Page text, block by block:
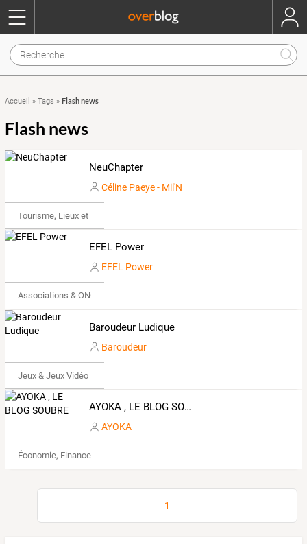
Accueil » Tags » Flash news
Flash news
NeuChapter
Céline Paeye - Mil'N
Tourisme, Lieux et Événements
EFEL Power
EFEL Power
Associations & ONG
Baroudeur Ludique
Baroudeur
Jeux & Jeux Vidéo
AYOKA , LE BLOG SOUBRE
AYOKA
Économie, Finance & Droit
1